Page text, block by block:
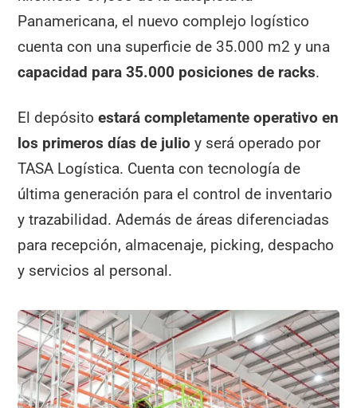
Panamericana, el nuevo complejo logístico
cuenta con una superficie de 35.000 m2 y una
capacidad para 35.000 posiciones de racks.
El depósitoestará completamente operativo en
los primeros días de julioy será operado por
TASA Logística. Cuenta con tecnología de
última generación para el control de inventario
y trazabilidad. Además de áreas diferenciadas
para recepción, almacenaje, picking, despacho
y servicios al personal.